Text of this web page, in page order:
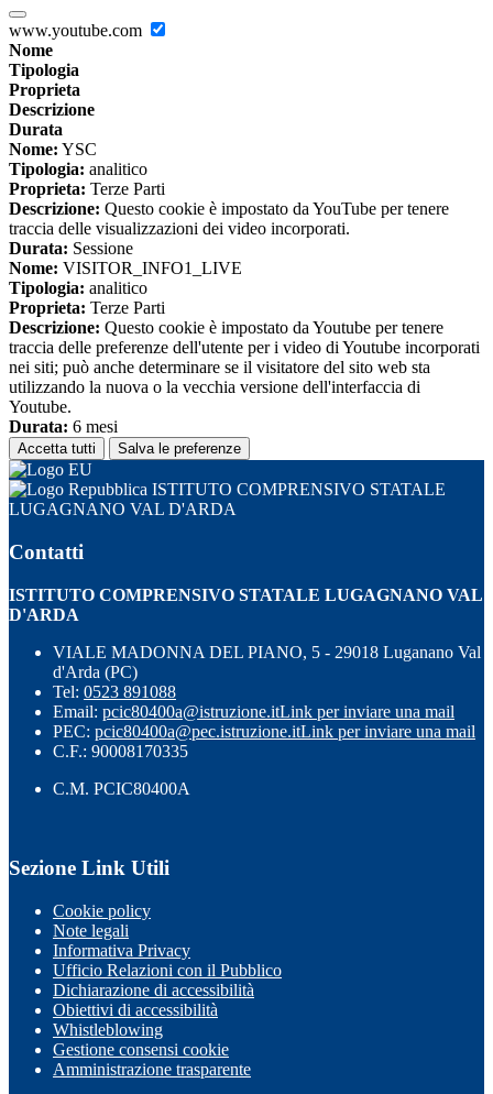
www.youtube.com
Nome
Tipologia
Proprieta
Descrizione
Durata
Nome: YSC
Tipologia: analitico
Proprieta: Terze Parti
Descrizione: Questo cookie è impostato da YouTube per tenere
traccia delle visualizzazioni dei video incorporati.
Durata: Sessione
Nome: VISITOR_INFO1_LIVE
Tipologia: analitico
Proprieta: Terze Parti
Descrizione: Questo cookie è impostato da Youtube per tenere
traccia delle preferenze dell'utente per i video di Youtube incorporati
nei siti; può anche determinare se il visitatore del sito web sta
utilizzando la nuova o la vecchia versione dell'interfaccia di
Youtube.
Durata: 6 mesi
Accetta tutti Salva le preferenze
ISTITUTO COMPRENSIVO STATALE
LUGAGNANO VAL D'ARDA
Contatti
ISTITUTO COMPRENSIVO STATALE LUGAGNANO VAL
D'ARDA
VIALE MADONNA DEL PIANO, 5 - 29018 Luganano Val
d'Arda (PC)
Tel: 0523 891088
Email: pcic80400a@istruzione.itLink per inviare una mail
PEC: pcic80400a@pec.istruzione.itLink per inviare una mail
C.F.: 90008170335
C.M. PCIC80400A
Sezione Link Utili
Cookie policy
Note legali
Informativa Privacy
Ufficio Relazioni con il Pubblico
Dichiarazione di accessibilità
Obiettivi di accessibilità
Whistleblowing
Gestione consensi cookie
Amministrazione trasparente